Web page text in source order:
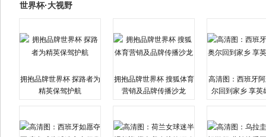
世界杯·大视野
拥抱品牌世界杯 探路者为
精英保驾护航
拥抱品牌世界杯 搜狐体育
营销及品牌传播沙龙
高清图：西班牙
尔回到家乡 享英